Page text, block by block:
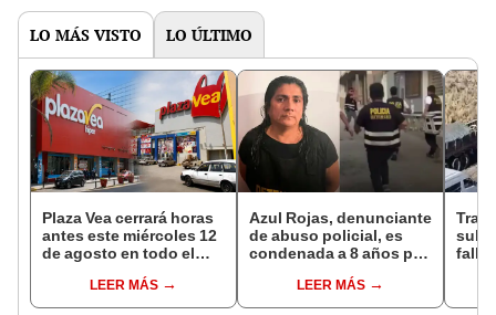
LO MÁS VISTO LO ÚLTIMO
Plaza Vea cerrará horas
antes este miércoles 12
de agosto en todo el
hasta las 7 p.m.
LEER MÁS
Azul Rojas, denunciante
de abuso policial, es
condenada a 8 años por
en TrujilloLEER MÁS
sube